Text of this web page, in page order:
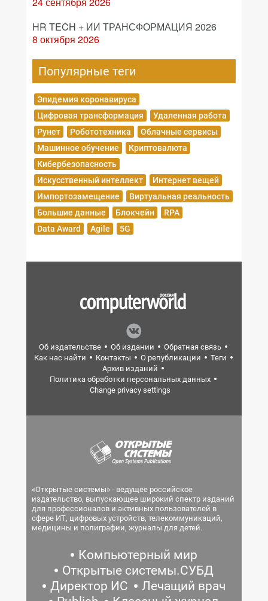
HR TECH + ИИ ТРАНСФОРМАЦИЯ 2026
8 октября 2026
Популярные теги
Эпидемия коронавируса
Цифровая трансформация
Удаленная работа
Рунет
Робототехника
Облачные сервисы
Машинное обучение
Криптовалюта
Кибербезопасность
Искусственный интеллект
Интернет вещей
Импортозамещение
Виртуальная реальность
Большие данные
Блокчейн
RPA
Data Award
Agile 5G
Об издательстве Об издании
Обратная связь
Как нас найти
Контакты О републикации
Теги
Архив изданий
Политика обработки персональных данных
Change privacy settings
«Открытые системы» - ведущее российское
издательство, выпускающее широкий спектр изданий
для профессионалов и активных пользователей в
сфере ИТ, цифровых устройств, телекоммуникаций,
медицины и полиграфии, журналы для детей.
Компьютерный мир
Открытые системы.СУБД
Директор ИС
Лечащий врач